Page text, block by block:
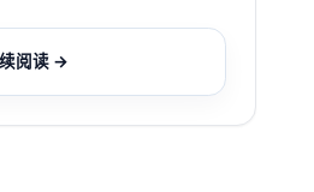
阅读 →